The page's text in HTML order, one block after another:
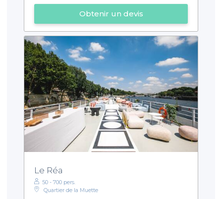
Obtenir un devis
Le Réa
50 - 700 pers.
Quartier de la Muette